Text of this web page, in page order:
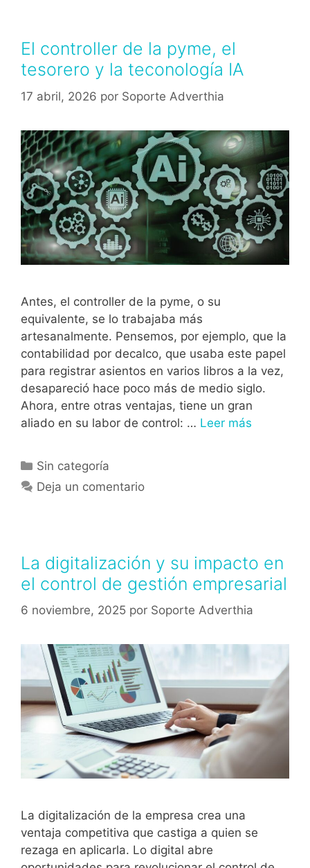
El controller de la pyme, el
tesorero y la teconología IA
17 abril, 2026 por Soporte Adverthia
Antes, el controller de la pyme, o su
equivalente, se lo trabajaba más
artesanalmente. Pensemos, por ejemplo, que la
contabilidad por decalco, que usaba este papel
para registrar asientos en varios libros a la vez,
desapareció hace poco más de medio siglo.
Ahora, entre otras ventajas, tiene un gran
aliado en su labor de control: … Leer más
Sin categoría
Deja un comentario
La digitalización y su impacto en
el control de gestión empresarial
6 noviembre, 2025 por Soporte Adverthia
La digitalización de la empresa crea una
ventaja competitiva que castiga a quien se
rezaga en aplicarla. Lo digital abre